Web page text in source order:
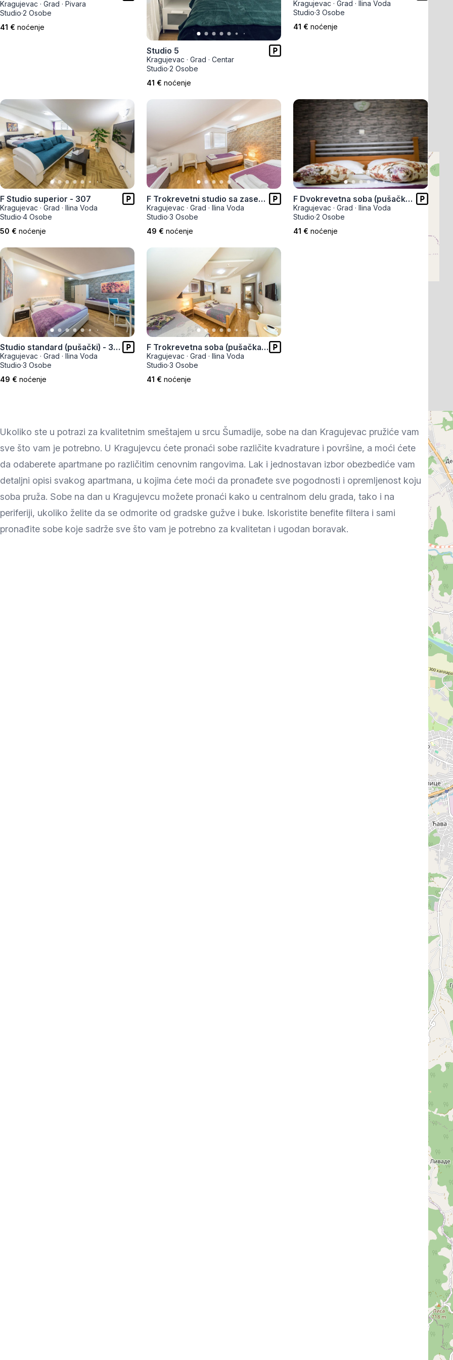
Zlatar Prokuplje
Kragujevac · Grad · Pivara
Studio·2 Osobe
41 € noćenje
Studio 5
Kragujevac · Grad · Centar
Studio·2 Osobe
41 € noćenje
Kragujevac · Grad · Ilina Voda
Studio·3 Osobe
41 € noćenje
F Studio superior - 307
Kragujevac · Grad · Ilina Voda
Studio·4 Osobe
50 € noćenje
F Trokrevetni studio sa zasebnim ležajevima - 309
Kragujevac · Grad · Ilina Voda
Studio·3 Osobe
49 € noćenje
F Dvokrevetna soba (pušačka) - 304
Kragujevac · Grad · Ilina Voda
Studio·2 Osobe
41 € noćenje
Studio standard (pušački) - 308
Kragujevac · Grad · Ilina Voda
Studio·3 Osobe
49 € noćenje
F Trokrevetna soba (pušačka) - 303
Kragujevac · Grad · Ilina Voda
Studio·3 Osobe
41 € noćenje
Ukoliko ste u potrazi za kvalitetnim smeštajem u srcu Šumadije, sobe na dan Kragujevac pružiće vam
sve što vam je potrebno. U Kragujevcu ćete pronaći sobe različite kvadrature i površine, a moći ćete
da odaberete apartmane po različitim cenovnim rangovima. Lak i jednostavan izbor obezbediće vam
detaljni opisi svakog apartmana, u kojima ćete moći da pronađete sve pogodnosti i opremljenost koju
soba pruža. Sobe na dan u Kragujevcu možete pronaći kako u centralnom delu grada, tako i na
periferiji, ukoliko želite da se odmorite od gradske gužve i buke. Iskoristite benefite filtera i sami
pronađite sobe koje sadrže sve što vam je potrebno za kvalitetan i ugodan boravak.